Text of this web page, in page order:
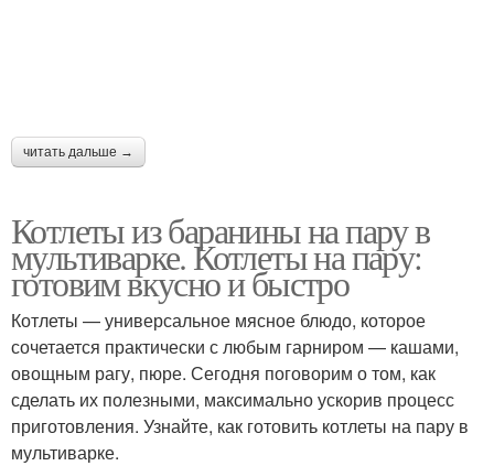
читать дальше →
Котлеты из баранины на пару в
мультиварке. Котлеты на пару:
готовим вкусно и быстро
Котлеты — универсальное мясное блюдо, которое
сочетается практически с любым гарниром — кашами,
овощным рагу, пюре. Сегодня поговорим о том, как
сделать их полезными, максимально ускорив процесс
приготовления. Узнайте, как готовить котлеты на пару в
мультиварке.